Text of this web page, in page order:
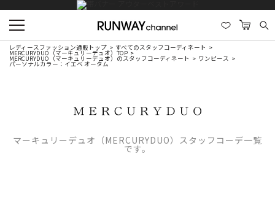
レディースファッション通販トップ すべてのスタッフコーディネート
MERCURYDUO（マーキュリーデュオ）TOP
MERCURYDUO（マーキュリーデュオ）のスタッフコーディネート ワンピース
パーソナルカラー：イエベ オータム
マーキュリーデュオ（MERCURYDUO）スタッフコーデ一覧
です。